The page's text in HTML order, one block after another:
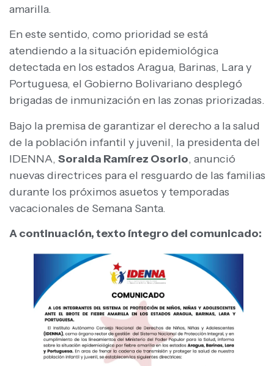
amarilla.
En este sentido, como prioridad se está
atendiendo a la situación epidemiológica
detectada en los estados Aragua, Barinas, Lara y
Portuguesa, el Gobierno Bolivariano desplegó
brigadas de inmunización en las zonas priorizadas.
Bajo la premisa de garantizar el derecho a la salud
de la población infantil y juvenil, la presidenta del
IDENNA, Soraida Ramírez Osorio, anunció
nuevas directrices para el resguardo de las familias
durante los próximos asuetos y temporadas
vacacionales de Semana Santa.
A continuación, texto íntegro del comunicado: